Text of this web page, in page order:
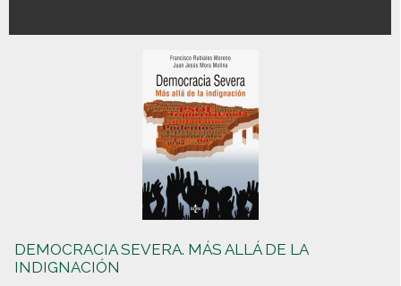
DEMOCRACIA SEVERA. MÁS ALLÁ DE LA
INDIGNACIÓN